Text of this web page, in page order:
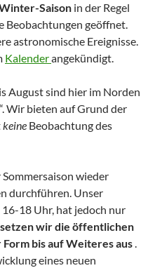
Saison in der Regel
Beobachtungen geöffnet.
astronomische Ereignisse.
Kalenderangekündigt.
August sind hier im Norden
Wir bieten auf Grund der
keine Beobachtung des
wieder
durchführen. Unser
18 Uhr, hat jedoch nur
wir die öffentlichen
bis auf Weiteres aus.
eines neuen